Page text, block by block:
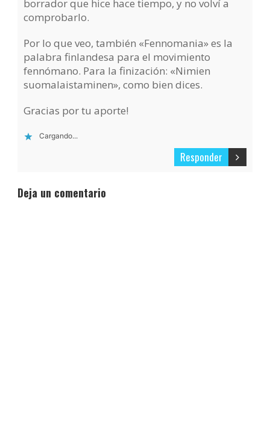
borrador que hice hace tiempo, y no volví a
comprobarlo.
Por lo que veo, también «Fennomania» es la
palabra finlandesa para el movimiento
fennómano. Para la finización: «Nimien
suomalaistaminen», como bien dices.
Gracias por tu aporte!
Cargando...
Responder
Deja un comentario